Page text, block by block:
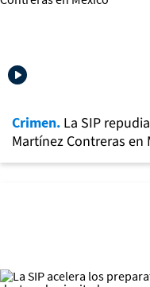
Crimen. La SIP
Martínez Contreras en